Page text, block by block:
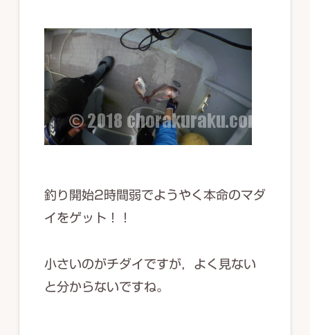
釣り開始2時間弱でようやく本命のマダ
イをゲット！！
小さいのがチダイですが，よく見ない
と分からないですね。